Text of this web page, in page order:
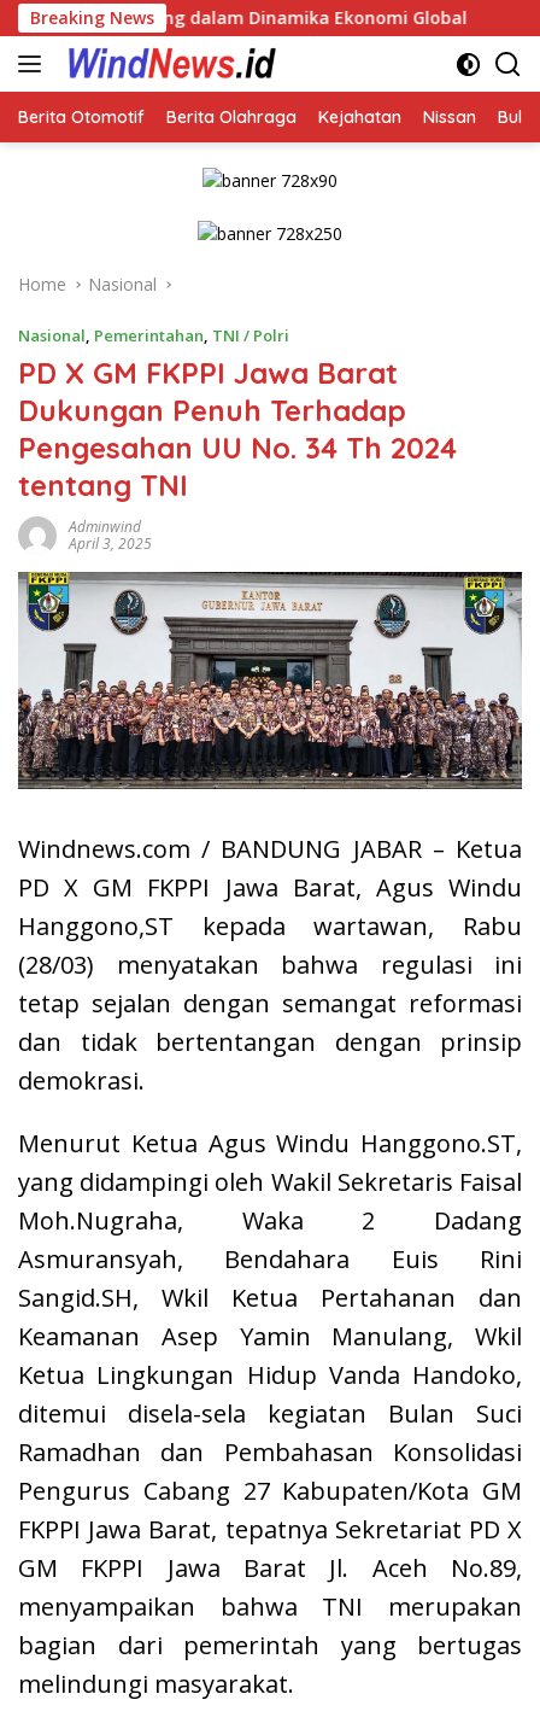
Skip
to
content
Breaking News
dalam Dinamika Ekonomi Global
Berita Otomotif Berita Olahraga Kejahatan Nissan
Home Nasional
Nasional Pemerintahan TNI / Polri
PD X GM FKPPI Jawa Barat
Dukungan Penuh Terhadap
Pengesahan UU No. 34 Th 2024
tentang TNI
Adminwind
April 3, 2025
Windnews.com / BANDUNG JABAR – Ketua
PD X GM FKPPI Jawa Barat, Agus Windu
Hanggono,ST kepada wartawan, Rabu
(28/03) menyatakan bahwa regulasi ini
tetap sejalan dengan semangat reformasi
dan tidak bertentangan dengan prinsip
demokrasi.
Menurut Ketua Agus Windu Hanggono.ST,
yang didampingi oleh Wakil Sekretaris Faisal
Moh.Nugraha, Waka 2 Dadang
Asmuransyah, Bendahara Euis Rini
Sangid.SH, Wkil Ketua Pertahanan dan
Keamanan Asep Yamin Manulang, Wkil
Ketua Lingkungan Hidup Vanda Handoko,
ditemui disela-sela kegiatan Bulan Suci
Ramadhan dan Pembahasan Konsolidasi
Pengurus Cabang 27 Kabupaten/Kota GM
FKPPI Jawa Barat, tepatnya Sekretariat PD X
GM FKPPI Jawa Barat Jl. Aceh No.89,
menyampaikan bahwa TNI merupakan
bagian dari pemerintah yang bertugas
melindungi masyarakat.